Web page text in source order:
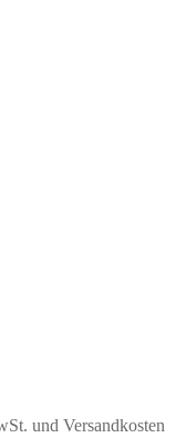
und Versandkosten